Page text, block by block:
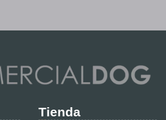
Tienda